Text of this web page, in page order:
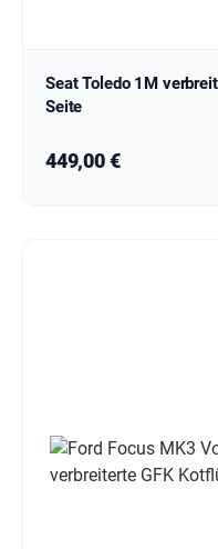
Seat Toledo 1M
Seite
Regulärer Preis:
449,00 €